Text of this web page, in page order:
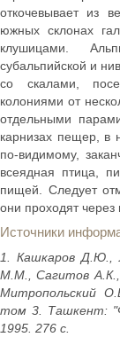
откочевывает из
южных склонах
клушицами.
субальпийской и
со скалами,
колониями от
отдельными
карнизах пещер, в
по-видимому,
всеядная птица,
пищей. Следует
они проходят
Источники
1. Кашкаров Д.Ю.,
М.М., Сагитов А.К.,
Митропольский
том 3. Ташкент:
1995. 276 с.